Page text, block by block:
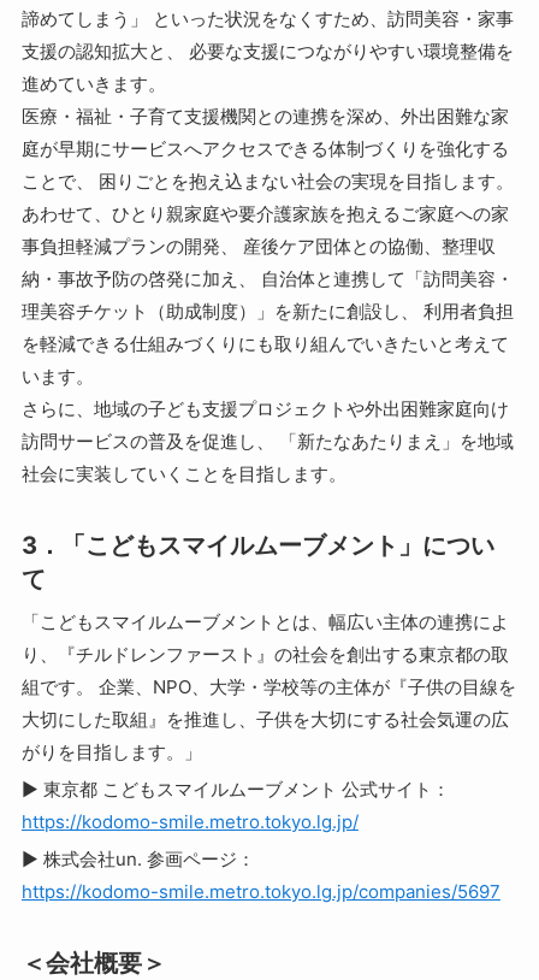
諦めてしまう」 といった状況をなくすため、訪問美容・家事
支援の認知拡大と、 必要な支援につながりやすい環境整備を
進めていきます。
医療・福祉・子育て支援機関との連携を深め、外出困難な家
庭が早期にサービスへアクセスできる体制づくりを強化する
ことで、 困りごとを抱え込まない社会の実現を目指します。
あわせて、ひとり親家庭や要介護家族を抱えるご家庭への家
事負担軽減プランの開発、 産後ケア団体との協働、整理収
納・事故予防の啓発に加え、 自治体と連携して「訪問美容・
理美容チケット（助成制度）」を新たに創設し、 利用者負担
を軽減できる仕組みづくりにも取り組んでいきたいと考えて
います。
さらに、地域の子ども支援プロジェクトや外出困難家庭向け
訪問サービスの普及を促進し、 「新たなあたりまえ」を地域
社会に実装していくことを目指します。
3．「こどもスマイルムーブメント」につい
て
「こどもスマイルムーブメントとは、幅広い主体の連携によ
り、『チルドレンファースト』の社会を創出する東京都の取
組です。 企業、NPO、大学・学校等の主体が『子供の目線を
大切にした取組』を推進し、子供を大切にする社会気運の広
がりを目指します。」
▶ 東京都 こどもスマイルムーブメント 公式サイト：
https://kodomo-smile.metro.tokyo.lg.jp/
▶ 株式会社un. 参画ページ：
https://kodomo-smile.metro.tokyo.lg.jp/companies/5697
＜会社概要＞